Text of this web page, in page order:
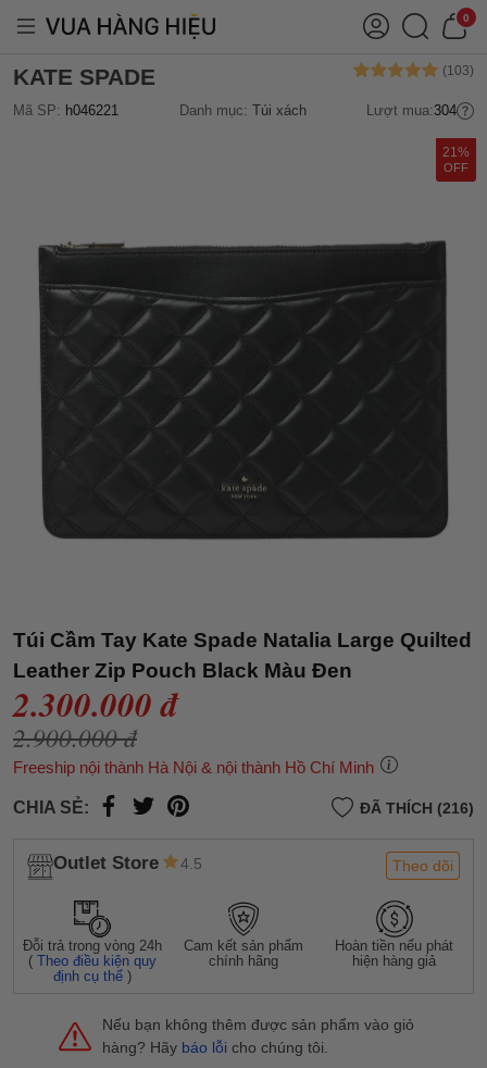
0
KATE SPADE
Mã SP: h046221 Danh mục: Túi xách Lượt mua:304
21%
OFF
Túi Cầm Tay Kate Spade Natalia Large Quilted
Leather Zip Pouch Black Màu Đen
2.300.000 đ
2.900.000 đ
Freeship nội thành Hà Nội & nội thành Hồ Chí Minh
CHIA SẺ: ĐÃ THÍCH (216)
Outlet Store 4.5 Theo dõi
Đỗi trả trong vòng 24h
(Theo điều kiện quy
định cụ thể )
Cam kết sản phẩm
chính hãng
Hoàn tiền nếu phát
hiện hàng giả
Nếu bạn không thêm được sản phẩm vào giỏ
hàng? Hãy báo lỗi cho chúng tôi.